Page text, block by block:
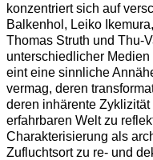
Stephan Balkenhol,
konzentriert sich auf
Balkenhol, Leiko
Thomas Struth und Thu-
unterschiedlicher
eint eine sinnliche
vermag, deren
deren inhärente
erfahrbaren Welt zu
Charakterisierung als
Zufluchtsort zu re- und